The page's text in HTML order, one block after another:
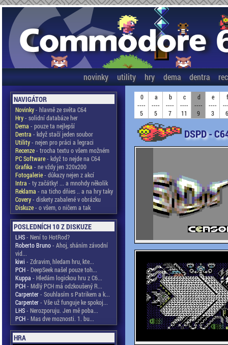
novinky utility hry dema dentra
NAVIGÁTOR
Novinky- hlavně ze světa C64
Hry- solidní databáze her
Dema - pouze ta nejlepší
Dentra - když stačí jeden soubor
Utility- nejen pro práci a legraci
Recenze- trocha textu o všem možném
PC Software- když to nejde na C64
Grafika - ne vždy jen 320x200
Fotogalerie- důkazy nejen z akcí
Intra - ty začátky! ... a mnohdy několik
Reklama - na ticho dňies .. a na hry taky
Covery- diskety zabalené v obrázku
Diskuze- o všem, o ničem a tak
POSLEDNÍCH 10 Z DISKUZE
LHS- Není to HotRod?
Roberto Bruno- Ahoj, sháním závodní
vid...
kiwi - Zdravim, hledam hru, kte...
PCH- DeepSeek našel pouze toh...
Kuppa - Hledám logickou hru z C6...
PCH- Mdlý PCH má odzkoušený R...
Carpenter- Souhlasím s Patrikem a k...
Carpenter- Vše už funguje ke spokoj...
LHS- Nerozporuju. Jen mě poba...
PCH- Mas dve moznosti. 1. bu...
HRA
0
----
5
a
----
5
b
----
7
c
----
11
d
----
9
e
----
3
f
6
DSPD -